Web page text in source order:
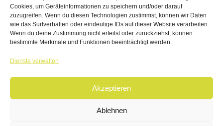
Cookies, um Geräteinformationen zu speichern und/oder darauf
zuzugreifen. Wenn du diesen Technologien zustimmst, können wir Daten
wie das Surfverhalten oder eindeutige IDs auf dieser Website verarbeiten.
Wenn du deine Zustimmung nicht erteilst oder zurückziehst, können
bestimmte Merkmale und Funktionen beeinträchtigt werden.
Dienste verwalten
Akzeptieren
Ablehnen
© 2026 | TANZWERK
DATENSCHUTZ